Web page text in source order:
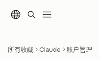
所有收藏 Claude 账户管理